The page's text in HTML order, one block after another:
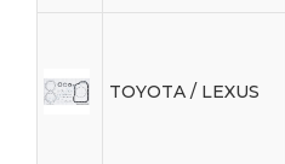
TOYOTA / LEXUS